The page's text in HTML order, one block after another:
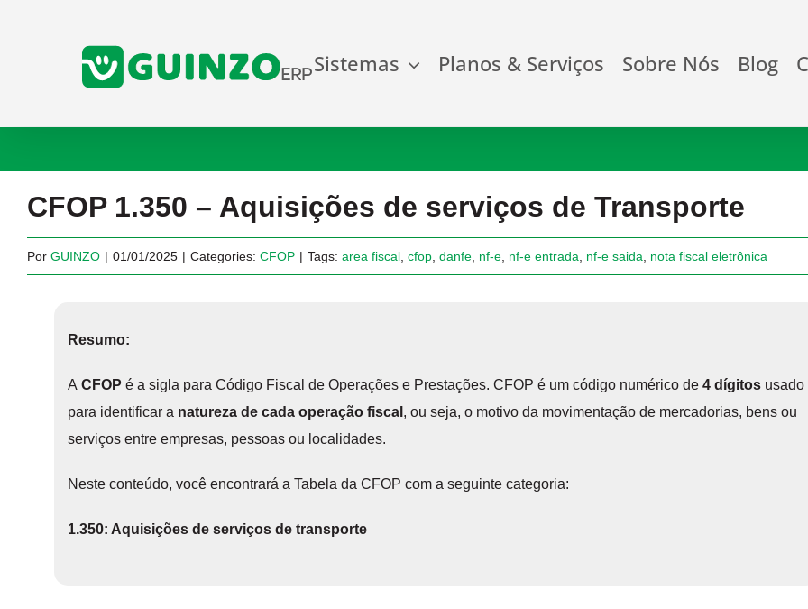
Sistemas Planos & Serviços Sobre Nós Blog
CFOP 1.350 – Aquisições de serviços de Transporte
Por GUINZO | 01/01/2025 | Categories: CFOP | Tags: area fiscal cfop danfe nf-e nf-e entrada nf-e saida nota fiscal eletrônica
Resumo:
A CFOP é a sigla para Código Fiscal de Operações e Prestações. CFOP é um código numérico de 4 dígitos usado
para identificar a natureza de cada operação fiscal , ou seja, o motivo da movimentação de mercadorias, bens ou
serviços entre empresas, pessoas ou localidades.
Neste conteúdo, você encontrará a Tabela da CFOP com a seguinte categoria:
1.350: Aquisições de serviços de transporte